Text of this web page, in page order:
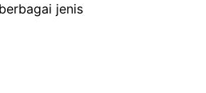
jenis